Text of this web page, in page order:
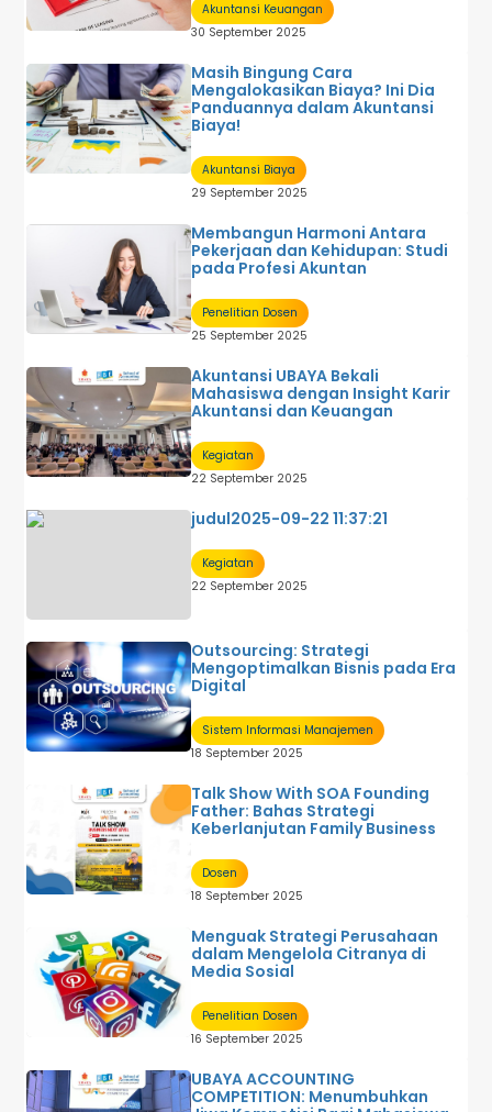
Akuntansi Keuangan
30 September 2025
Masih Bingung Cara
Mengalokasikan Biaya? Ini Dia
Panduannya dalam Akuntansi
Biaya!
Akuntansi Biaya
29 September 2025
Membangun Harmoni Antara
Pekerjaan dan Kehidupan: Studi
pada Profesi Akuntan
Penelitian Dosen
25 September 2025
Akuntansi UBAYA Bekali
Mahasiswa dengan Insight Karir
Akuntansi dan Keuangan
Kegiatan
22 September 2025
judul2025-09-22 11:37:21
Kegiatan
22 September 2025
Outsourcing: Strategi
Mengoptimalkan Bisnis pada Era
Digital
Sistem Informasi Manajemen
18 September 2025
Talk Show With SOA Founding
Father: Bahas Strategi
Keberlanjutan Family Business
Dosen
18 September 2025
Menguak Strategi Perusahaan
dalam Mengelola Citranya di
Media Sosial
Penelitian Dosen
16 September 2025
UBAYA ACCOUNTING
COMPETITION: Menumbuhkan